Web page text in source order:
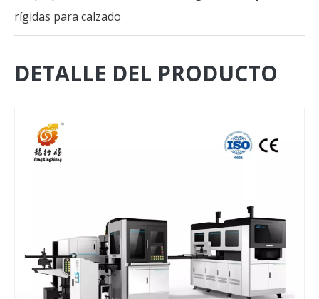
Français
العربية
rígidas para calzado
DETALLE DEL PRODUCTO